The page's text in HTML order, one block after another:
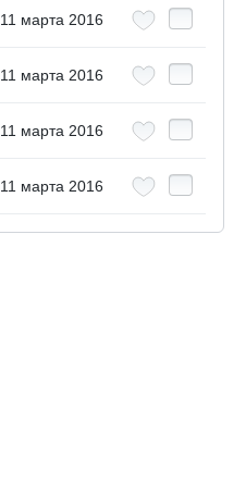
11 марта 2016
11 марта 2016
11 марта 2016
11 марта 2016